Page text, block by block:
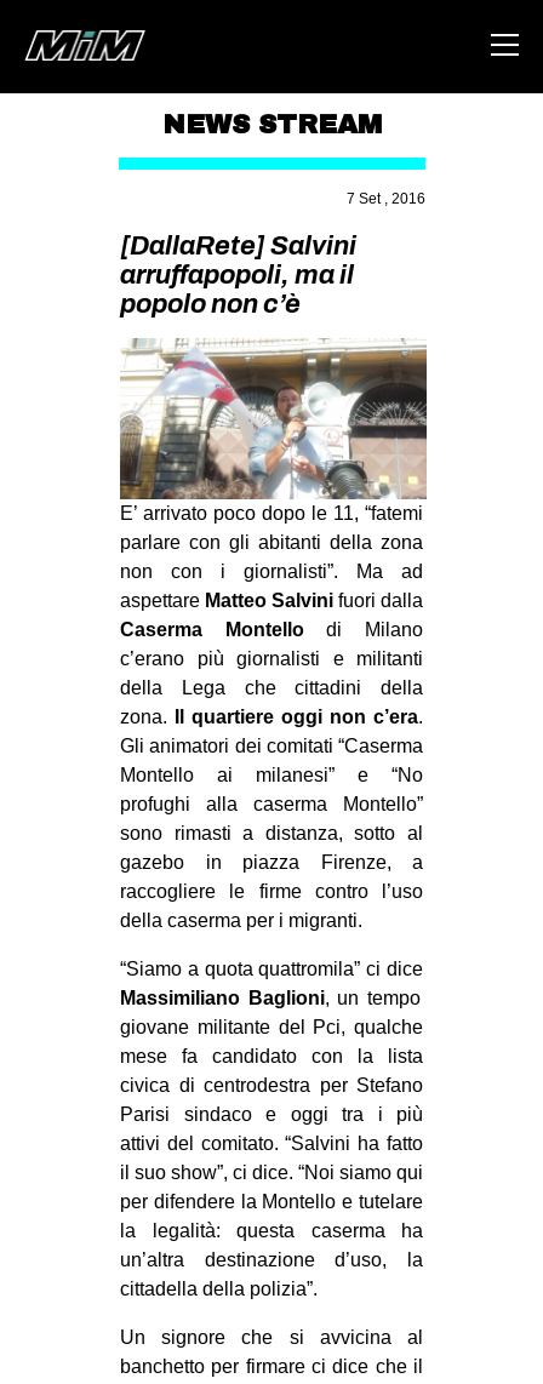
AREA
DEGENERAZIONE
GAZA FREESTYLE
CSOA LAMBRETTA
MSM
STUDENTI TSUNAMI
ZAM
MILANO
MOBILITAZIONI
SPAZI
SPORT POPOLARE
MOVIMENTI
AMBIENTE
ANTIFASCISMO
DIRITTO ALL’ABITARE
GENERI
MIGRAZIONI
PRECARIATO
REPRESSIONE
STUDENTI
CULTURE
ARTE
CINEMA
MANIFESTI
INTERNAZIONALE
NEWS STREAM
7 Set , 2016
[DallaRete] Salvini
arruffapopoli, ma il
popolo non c’è
E’ arrivato poco dopo le 11, “fatemi
parlare con gli abitanti della zona
non con i giornalisti”. Ma ad
aspettare Matteo Salvini fuori dalla
Caserma Montellodi Milano
c’erano più giornalisti e militanti
della Lega che cittadini della
zona.
Il quartiere oggi non c’era.
Gli animatori dei comitati “Caserma
Montello ai milanesi” e “No
profughi alla caserma Montello”
sono rimasti a distanza, sotto al
gazebo in piazza Firenze, a
raccogliere le firme contro l’uso
della caserma per i migranti.
“Siamo a quota quattromila” ci dice
Massimiliano Baglioni, un tempo
giovane militante del Pci, qualche
mese fa candidato con la lista
civica di centrodestra per Stefano
Parisi sindaco e oggi tra i più
attivi del comitato. “Salvini ha fatto
il suo show”, ci dice. “Noi siamo qui
per difendere la Montello e tutelare
la legalità: questa caserma ha
un’altra destinazione d’uso, la
cittadella della polizia”.
Un signore che si avvicina al
banchetto per firmare ci dice che il